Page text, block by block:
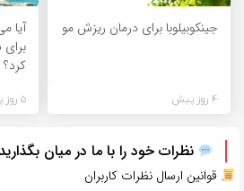
جینکوبیلوبا برای درمان ریزش مو
4 روز پیش
آیا
کرد؟
5 روز پیش
نظرات خود را با ما در میان
قوانین ارسال نظرات کاربران